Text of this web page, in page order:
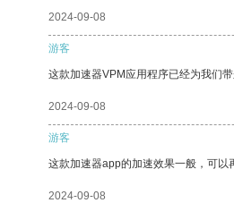
2024-09-08
游客
这款加速器VPM应用程序已经为我们
2024-09-08
游客
这款加速器app的加速效果一般，可以
2024-09-08